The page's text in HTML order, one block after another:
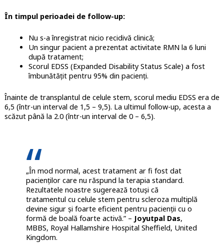
În timpul perioadei de follow-up:
Nu s-a înregistrat nicio recidivă clinică;
Un singur pacient a prezentat activitate RMN la 6 luni
după tratament;
Scorul EDSS (Expanded Disability Status Scale) a fost
îmbunătățit pentru 95% din pacienți.
Înainte de transplantul de celule stem, scorul mediu EDSS era de
6,5 (într-un interval de 1,5 – 9,5). La ultimul follow-up, acesta a
scăzut până la 2.0 (într-un interval de 0 – 6,5).
„În mod normal, acest tratament ar fi fost dat
pacienților care nu răspund la terapia standard.
Rezultatele noastre sugerează totuși că
tratamentul cu celule stem pentru scleroza multiplă
devine sigur și foarte eficient pentru pacienții cu o
formă de boală foarte activă.” – Joyutpal Das,
MBBS, Royal Hallamshire Hospital Sheffield, United
Kingdom.